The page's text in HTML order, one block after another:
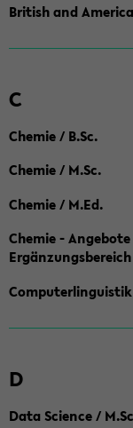
British and
C
Chemie / B.Sc.
Chemie / M.Sc.
Chemie / M.Ed.
Chemie -
Computerlinguistik
D
Data Science /